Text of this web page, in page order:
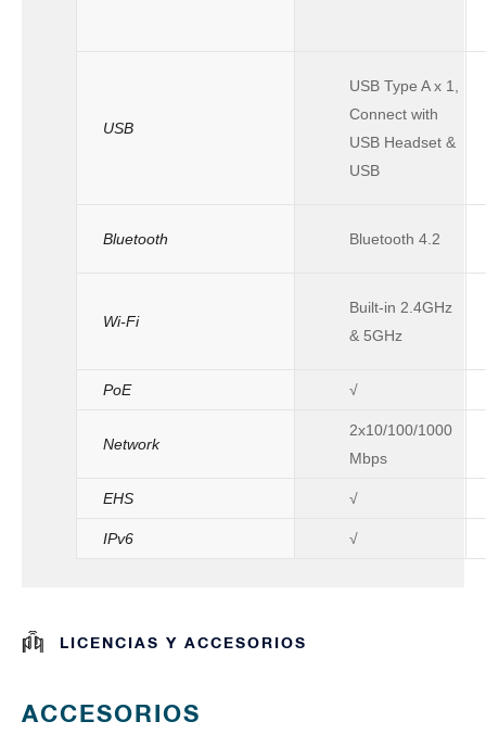
USB
USB Type A x 1,
Connect with
USB Headset &
USB
Bluetooth Bluetooth 4.2
Wi-Fi
Built-in 2.4GHz
& 5GHz
PoE √
Network
2x10/100/1000
Mbps
EHS √
IPv6 √
LICENCIAS Y ACCESORIOS
ACCESORIOS